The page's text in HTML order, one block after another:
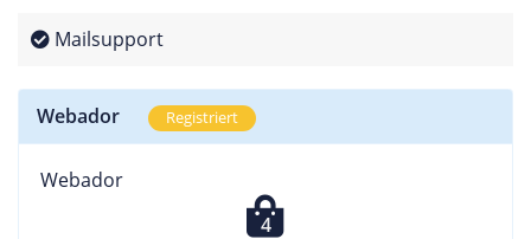
Mailsupport
Webador Registriert
Webador
4